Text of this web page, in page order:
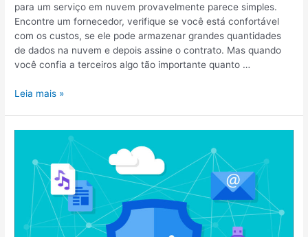
para um serviço em nuvem provavelmente parece simples.
Encontre um fornecedor, verifique se você está confortável
com os custos, se ele pode armazenar grandes quantidades
de dados na nuvem e depois assine o contrato. Mas quando
você confia a terceiros algo tão importante quanto …
Leia mais »